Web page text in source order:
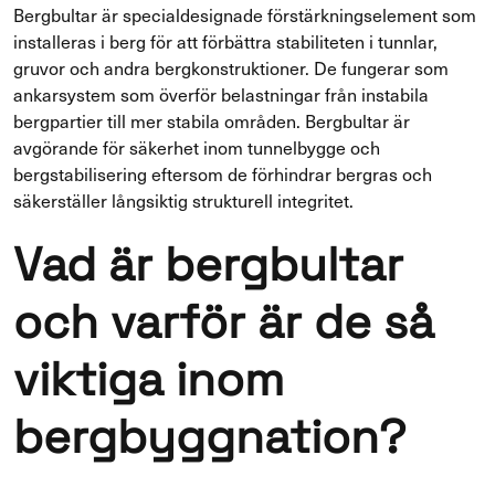
Bergbultar är specialdesignade förstärkningselement som
installeras i berg för att förbättra stabiliteten i tunnlar,
gruvor och andra bergkonstruktioner. De fungerar som
ankarsystem som överför belastningar från instabila
bergpartier till mer stabila områden. Bergbultar är
avgörande för säkerhet inom tunnelbygge och
bergstabilisering eftersom de förhindrar bergras och
säkerställer långsiktig strukturell integritet.
Vad är bergbultar
och varför är de så
viktiga inom
bergbyggnation?